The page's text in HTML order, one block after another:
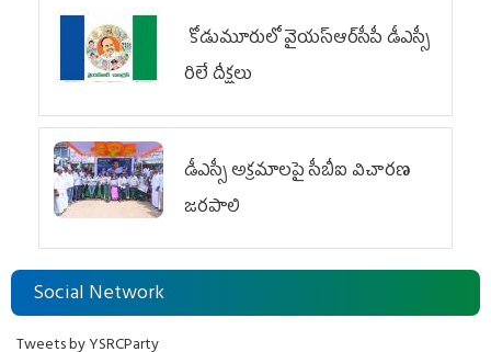
కోడుమూరులో వైయ‌స్ఆర్‌సీపీ డీఎస్సీ
రిలే దీక్షలు
డీఎస్సీ అక్రమాలపై సీబీఐ విచారణ
జరపాలి
Social Network